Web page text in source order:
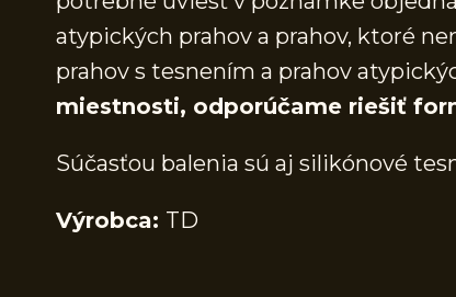
atypických prahov a prahov, ktoré
prahov s tesnením a prahov
miestnosti, odporúčame riešiť
Súčasťou balenia sú aj silikónové
Výrobca: TD